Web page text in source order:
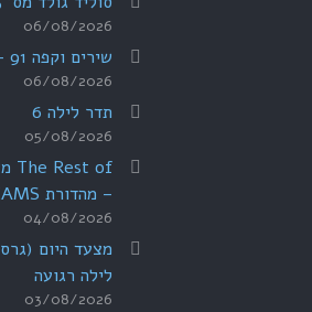
06/08/2026
שירים וקפה 91 – 6/8/26
06/08/2026
תדר לילה 6
05/08/2026
– מהדורת SWEET DREAMS
04/08/2026
לילה רגועה
03/08/2026